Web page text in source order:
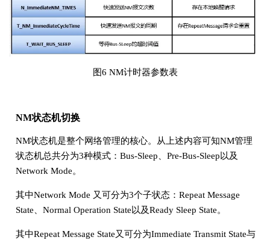
图6 NM计时器参数表
NM状态机切换
NM状态机是整个网络管理的核心。从上述内容可知NM管理
状态机总共分为3种模式：Bus-Sleep、Pre-Bus-Sleep以及
Network Mode。
其中Network Mode 又可分为3个子状态：Repeat Message
State、Normal Operation State以及Ready Sleep State。
其中Repeat Message State又可分为Immediate Transmit State与